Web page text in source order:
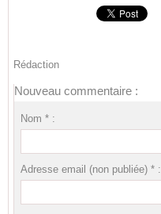
Rédaction
Nouveau commentaire :
Nom * :
Adresse email (non publiée) * :